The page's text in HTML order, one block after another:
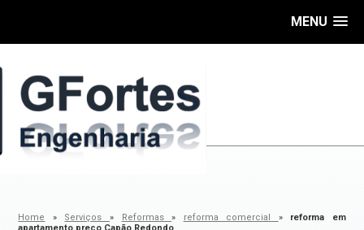
MENU
Home » Serviços » Reformas» reforma comercial » reforma em